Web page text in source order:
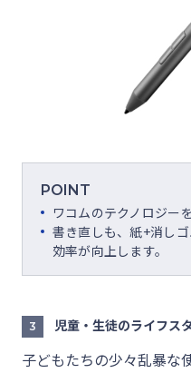
POINT
ワコムのテクノロジー
書き直しも、紙+消し
効率が向上します。
3 児童・生徒のライフス
子どもたちの少々乱暴な